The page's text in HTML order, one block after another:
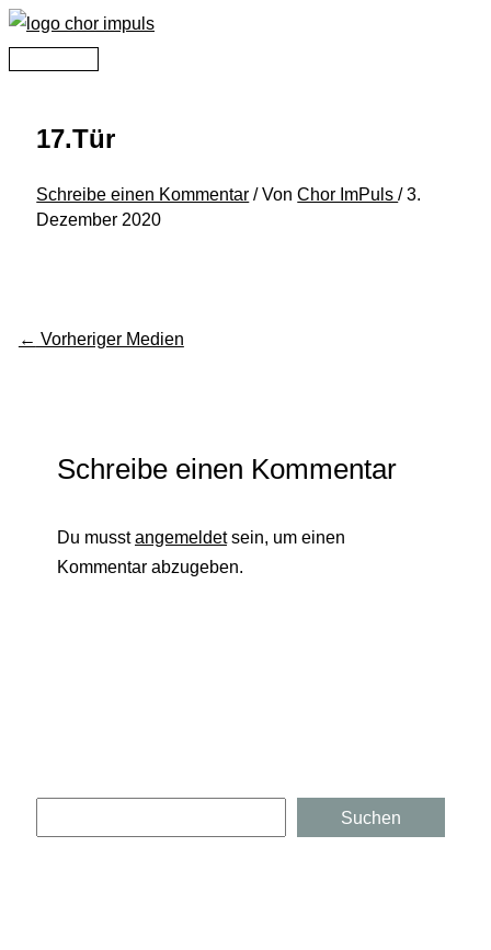
Zum
Inhalt
Hauptmenü
17.Tür
Schreibe einen Kommentar / VonChor ImPuls/3.
Dezember 2020
← Vorheriger Medien
Schreibe einen Kommentar
Du musstangemeldetsein, um einen
Kommentar abzugeben.
Suchen